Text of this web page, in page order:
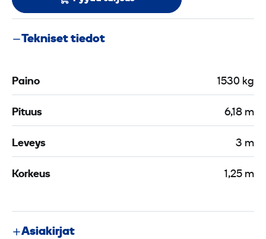
Tekniset tiedot
Paino 1530 kg
Pituus 6,18 m
Leveys 3 m
Korkeus 1,25 m
Asiakirjat